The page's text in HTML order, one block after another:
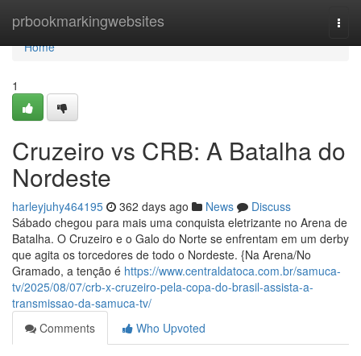
prbookmarkingwebsites
Home
Home
1
Cruzeiro vs CRB: A Batalha do
Nordeste
harleyjuhy464195 362 days ago News
Discuss
Sábado chegou para mais uma conquista eletrizante no Arena de
Batalha. O Cruzeiro e o Galo do Norte se enfrentam em um derby
que agita os torcedores de todo o Nordeste. {Na Arena/No
Gramado, a tenção é https://www.centraldatoca.com.br/samuca-
tv/2025/08/07/crb-x-cruzeiro-pela-copa-do-brasil-assista-a-
transmissao-da-samuca-tv/
Comments
Who Upvoted